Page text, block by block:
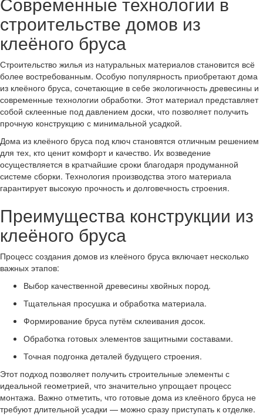
строительстве домов из
клеёного бруса
Строительство жилья из натуральных материалов становится всё
более востребованным. Особую популярность приобретают дома
из клеёного бруса, сочетающие в себе экологичность древесины и
современные технологии обработки. Этот материал представляет
собой склеенные под давлением доски, что позволяет получить
прочную конструкцию с минимальной усадкой.
Дома из клеёного бруса под ключ становятся отличным решением
для тех, кто ценит комфорт и качество. Их возведение
осуществляется в кратчайшие сроки благодаря продуманной
системе сборки. Технология производства этого материала
гарантирует высокую прочность и долговечность строения.
Преимущества конструкции из
клеёного бруса
Процесс создания домов из клеёного бруса включает несколько
важных этапов:
Выбор качественной древесины хвойных пород.
Тщательная просушка и обработка материала.
Формирование бруса путём склеивания досок.
Обработка готовых элементов защитными составами.
Точная подгонка деталей будущего строения.
Этот подход позволяет получить строительные элементы с
идеальной геометрией, что значительно упрощает процесс
монтажа. Важно отметить, что готовые дома из клеёного бруса не
требуют длительной усадки — можно сразу приступать к отделке.